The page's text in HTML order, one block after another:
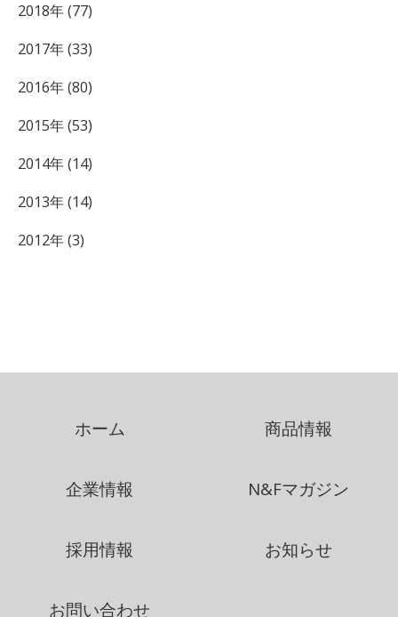
2018年 (77)
2017年 (33)
2016年 (80)
2015年 (53)
2014年 (14)
2013年 (14)
2012年 (3)
ホーム 商品情報
企業情報 N&Fマガジン
採用情報 お知らせ
お問い合わせ